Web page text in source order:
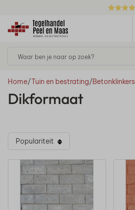
Waar ben je naar op zoek?
Home/Tuin en bestrating/Betonklinkers
Dikformaat